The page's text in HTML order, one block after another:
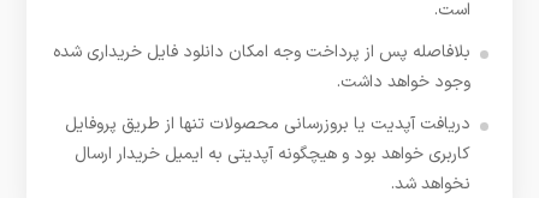
است.
بلافاصله پس از پرداخت وجه امکان دانلود فایل خریداری شده
وجود خواهد داشت.
دریافت آپدیت یا بروزرسانی محصولات تنها از طریق پروفایل
کاربری خواهد بود و هیچگونه آپدیتی به ایمیل خریدار ارسال
نخواهد شد.